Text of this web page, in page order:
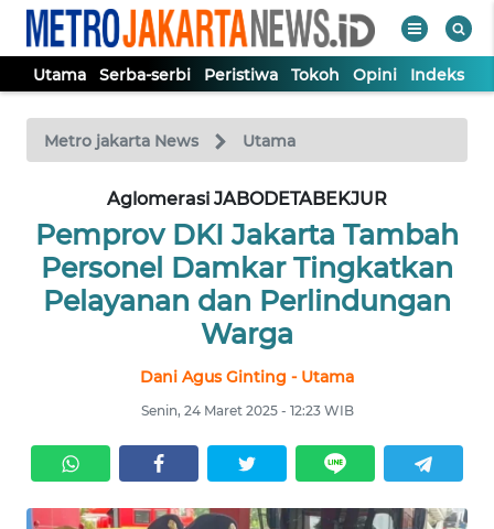
Utama Serba-serbi Peristiwa Tokoh Opini Indeks
Metro jakarta News Utama
Aglomerasi JABODETABEKJUR
Pemprov DKI Jakarta Tambah
Personel Damkar Tingkatkan
Pelayanan dan Perlindungan
Warga
Dani Agus Ginting - Utama
Senin, 24 Maret 2025 - 12:23 WIB
TV
Tutup
SERBA-
SERBI
OPINI